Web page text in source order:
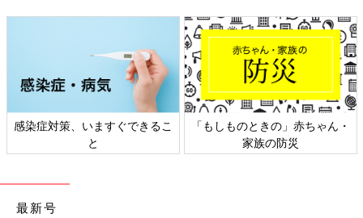
感染症対策、いますぐできるこ
と
「もしものときの」赤ちゃん・
家族の防災
最新号